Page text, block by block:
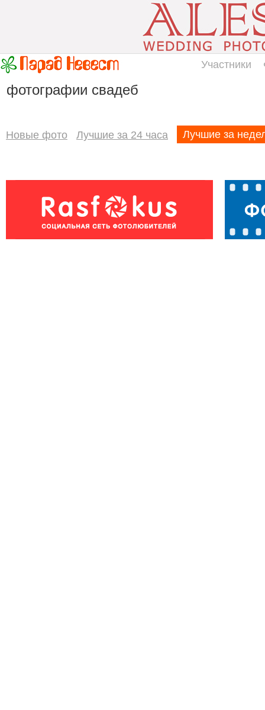
Участники
фотографии свадеб
Новые фото Лучшие за 24 часа Лучшие за